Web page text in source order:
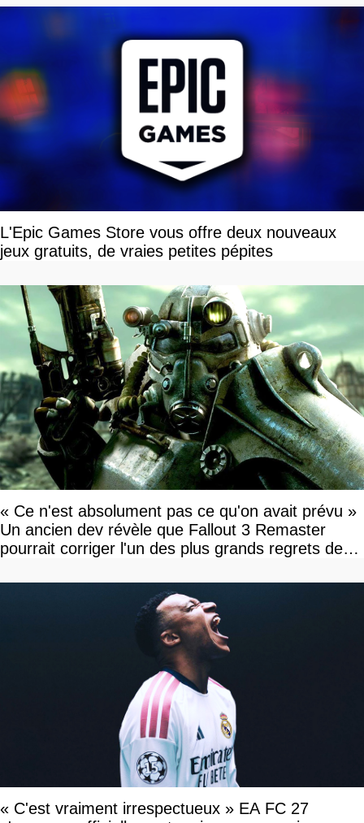
L'Epic Games Store vous offre deux nouveaux
jeux gratuits, de vraies petites pépites
« Ce n'est absolument pas ce qu'on avait prévu »
Un ancien dev révèle que Fallout 3 Remaster
pourrait corriger l'un des plus grands regrets de
« C'est vraiment irrespectueux » EA FC 27